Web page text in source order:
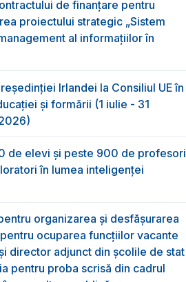
de finanțare pentru
proiectului strategic „Sistem
al informațiilor în
Irlandei la Consiliul UE în
și formării (1 iulie - 31
de elevi și peste 900 de profesori
în lumea inteligenței
organizarea și desfășurarea
ocuparea funcțiilor vacante
director adjunct din școlile de stat
pentru proba scrisă din cadrul